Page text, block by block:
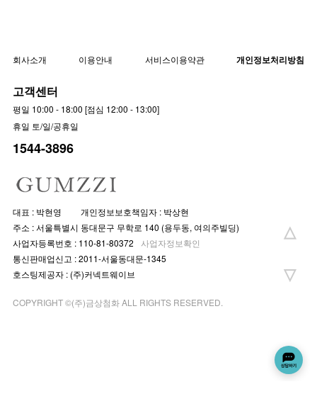
회사소개 이용안내 서비스이용약관 개인정보처리방침
고객센터
평일 10:00 - 18:00 [점심 12:00 - 13:00]
휴일 토/일/공휴일
1544-3896
대표 : 박현영
개인정보보호책임자 : 박상현
주소 : 서울특별시 동대문구 무학로 140 (용두동, 여의주빌딩)
사업자등록번호 : 110-81-80372
사업자정보확인
통신판매업신고 : 2011-서울동대문-1345
호스팅제공자 : (주)커넥트웨이브
COPYRIGHT ©(주)금상첨화 ALL RIGHTS RESERVED.